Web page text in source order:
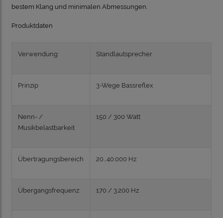
bestem Klang und minimalen Abmessungen
Produktdaten
Verwendung Standlautsprecher
Prinzip 3-Wege Bassreflex
Nenn- /
Musikbelastbarkeit
150 / 300 Watt
Übertragungsbereich 20…40.000 Hz
Übergangsfrequenz 170 / 3.200 Hz